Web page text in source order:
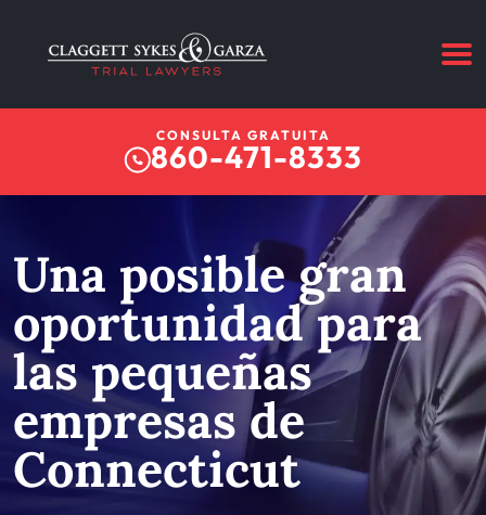
CONSULTA GRATUITA
860-471-8333
Una posible gran
oportunidad para
las pequeñas
empresas de
Connecticut